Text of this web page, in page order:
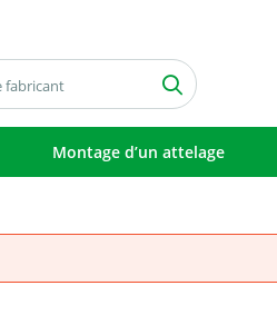
Montage d’un attelage